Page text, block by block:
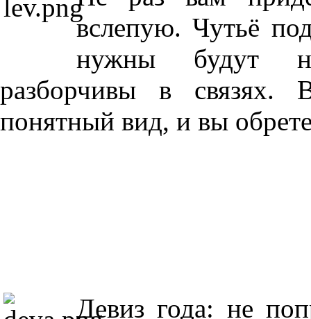
вслепую. Чутьё
нужны будут
разборчивы в связях.
понятный вид, и вы
Девиз года: не